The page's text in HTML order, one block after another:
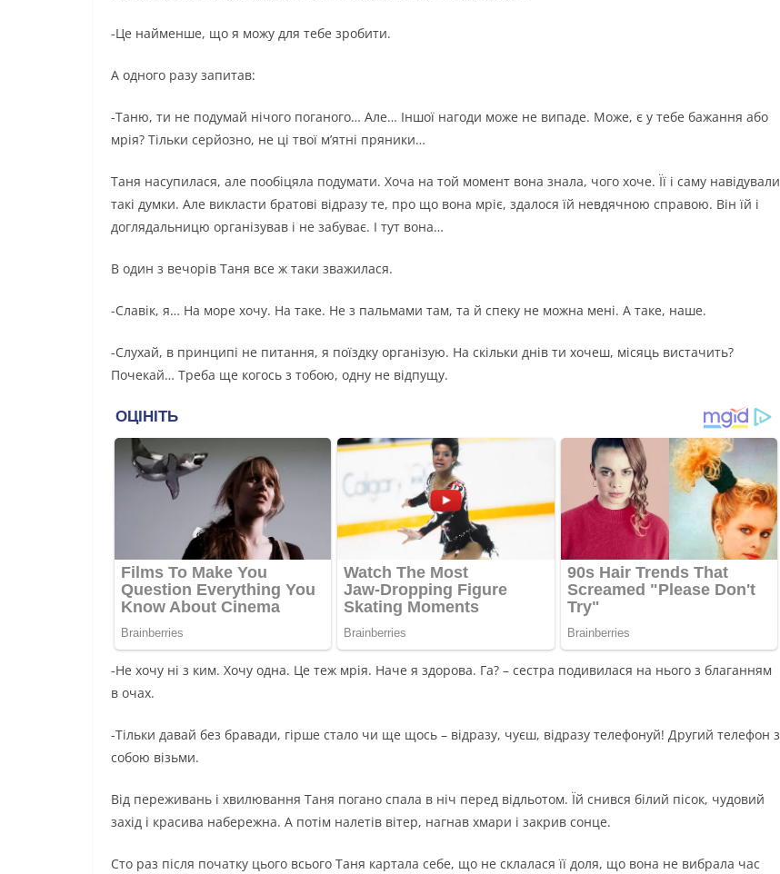
-Це найменше, що я можу для тебе зробити.
А одного разу запитав:
-Таню, ти не подумай нічого поганого… Але… Іншої нагоди може не випаде. Може, є у тебе бажання або
мрія? Тільки серйозно, не ці твої м’ятні пряники…
Таня насупилася, але пообіцяла подумати. Хоча на той момент вона знала, чого хоче. Її і саму навідували
такі думки. Але викласти братові відразу те, про що вона мріє, здалося їй невдячною справою. Він їй і
доглядальницю організував і не забуває. І тут вона…
В один з вечорів Таня все ж таки зважилася.
-Славік, я… На море хочу. На таке. Не з пальмами там, та й спеку не можна мені. А таке, наше.
-Слухай, в принципі не питання, я поїздку організую. На скільки днів ти хочеш, місяць вистачить?
Почекай… Треба ще когось з тобою, одну не відпущу.
-Не хочу ні з ким. Хочу одна. Це теж мрія. Наче я здорова. Га? – сестра подивилася на нього з благанням
в очах.
-Тільки давай без бравади, гірше стало чи ще щось – відразу, чуєш, відразу телефонуй! Другий телефон з
собою візьми.
Від переживань і хвилювання Таня погано спала в ніч перед відльотом. Їй снився білий пісок, чудовий
захід і красива набережна. А потім налетів вітер, нагнав хмари і закрив сонце.
Сто раз після початку цього всього Таня картала себе, що не склалася її доля, що вона не вибрала час